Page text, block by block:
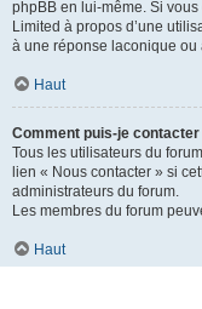
phpBB en lui-même. Si
Limited à propos d’une
à une réponse laconique
Haut
Comment puis-je
Tous les utilisateurs du
lien « Nous contacter » si
administrateurs du forum.
Les membres du forum
Haut